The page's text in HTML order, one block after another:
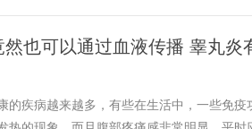
然也可以通过血液传播 睾丸炎
的疾病越来越多，有些在生活中，一些免